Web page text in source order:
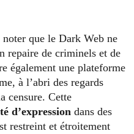
que le Dark Web ne
repaire de criminels et de
également une plateforme
à l’abri des regards
censure. Cette
d’expression dans des
restreint et étroitement